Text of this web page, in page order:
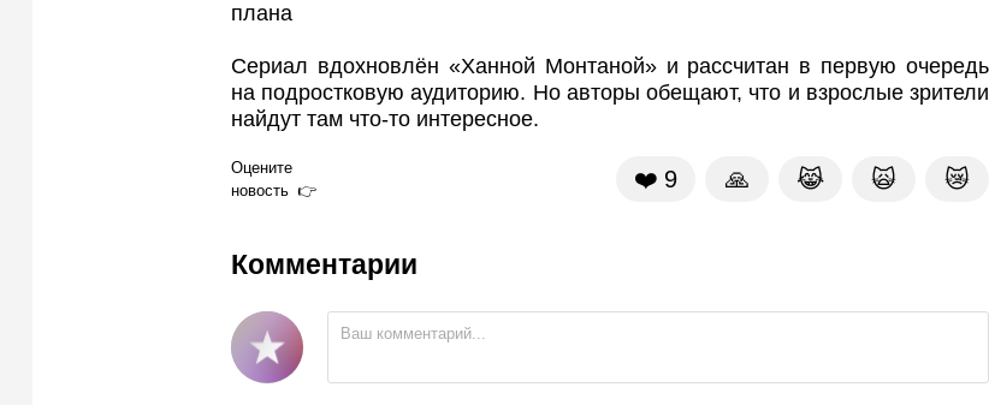
плана
Сериал вдохновлён «Ханной Монтаной» и рассчитан в первую очередь
на подростковую аудиторию. Но авторы обещают, что и взрослые зрители
найдут там что-то интересное.
Оцените
новость
❤️ 9 🙏 😹 🙀 😿
Комментарии